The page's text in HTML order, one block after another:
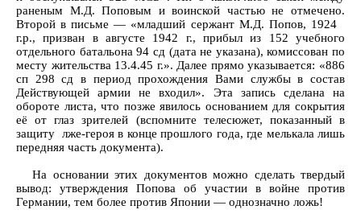
раненым М.Д. Поповым и воинской частью не отмечено.
Второй в письме — «младший сержант М.Д. Попов, 1924
г.р., призван в августе 1942 г., прибыл из 152 учебного
отдельного батальона 94 сд (дата не указана), комиссован по
месту жительства 13.4.45 г.». Далее прямо указывается: «886
сп 298 сд в период прохождения Вами службы в состав
Действующей армии не входил». Эта запись сделана на
обороте листа, что позже явилось основанием для сокрытия
её от глаз зрителей (вспомните телесюжет, показанный в
защиту лже-героя в конце прошлого года, где мелькала лишь
передняя часть документа).
На основании этих документов можно сделать твердый
вывод: утверждения Попова об участии в войне против
Германии, тем более против Японии — однозначно ложь!